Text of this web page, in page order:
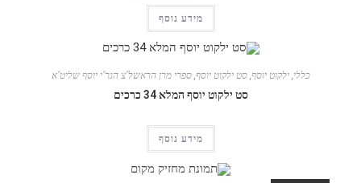
מידע נוסף
כללי,ילקוט יוסף,סט ילקוט יוסף,ספרי מרן הראשל"צ הגר"י יוסף שליט"א
סט ילקוט יוסף המלא 34 כרכים
מידע נוסף